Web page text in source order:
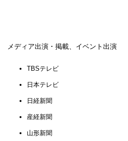
メディア出演・掲載、イベント出演
TBSテレビ
日本テレビ
日経新聞
産経新聞
山形新聞